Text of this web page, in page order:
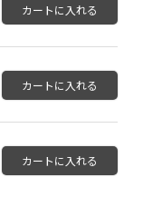
カートに入れる
カートに入れる
カートに入れる